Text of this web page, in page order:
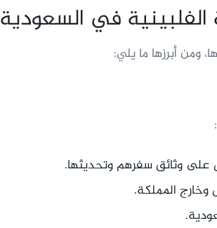
الفلبينية في السعودية
ومن أبرزها ما يلي:
على وثائق سفرهم وتحديثها.
وخارج المملكة.